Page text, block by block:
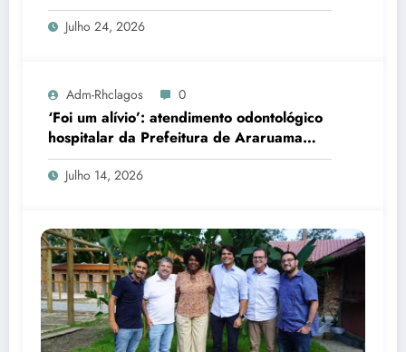
Julho 24, 2026
Adm-Rhclagos 0
‘Foi um alívio’: atendimento odontológico
hospitalar da Prefeitura de Araruama
transforma rotina de famílias atípicas
Julho 14, 2026